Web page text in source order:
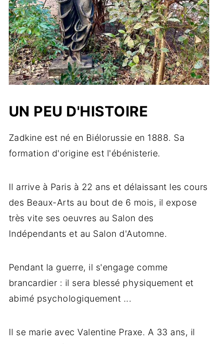
UN PEU D'HISTOIRE
Zadkine est né en Biélorussie en 1888. Sa
formation d'origine est l'ébénisterie.
Il arrive à Paris à 22 ans et délaissant les cours
des Beaux-Arts au bout de 6 mois, il expose
très vite ses oeuvres au Salon des
Indépendants et au Salon d'Automne.
Pendant la guerre, il s'engage comme
brancardier : il sera blessé physiquement et
abimé psychologiquement ...
Il se marie avec Valentine Praxe. A 33 ans, il